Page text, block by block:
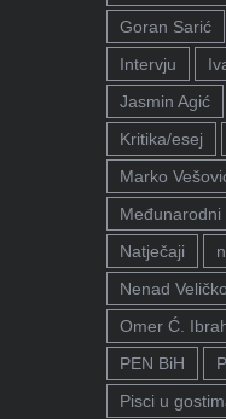
Goran Sarić
Intervju
Jasmin Agić
Kritika/esej
Marko
Natječaji
Nenad
Omer Ć.
PEN BiH
Pisci u